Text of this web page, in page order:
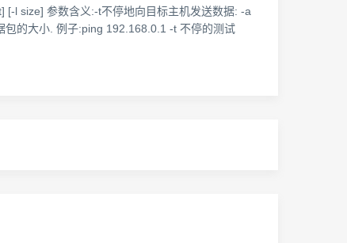
l size] 参数含义:-t不停地向目标主机发送数据: -a
的大小. 例子:ping 192.168.0.1 -t 不停的测试